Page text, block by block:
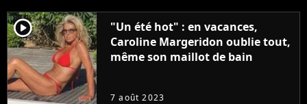
player2
"Un été hot" : en vacances,
Caroline Margeridon oublie tout,
même son maillot de bain
7 août 2023